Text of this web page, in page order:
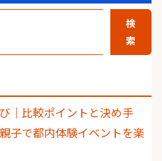
検
索
｜比較ポイントと決め手
子で都内体験イベントを楽